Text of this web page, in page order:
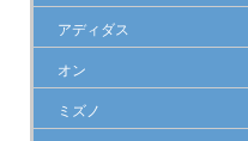
アディダス
オン
ミズノ